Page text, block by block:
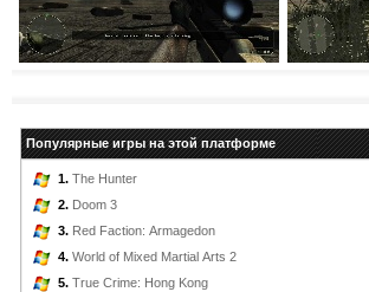
Популярные игры на этой платформе
1. The Hunter
2. Doom 3
3. Red Faction: Armagedon
4. World of Mixed Martial Arts 2
5. True Crime: Hong Kong